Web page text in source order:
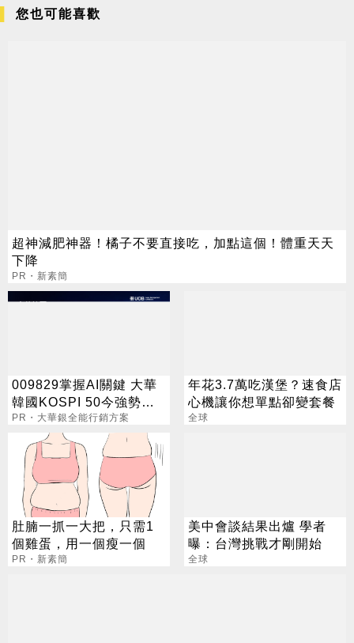
您也可能喜歡
超神減肥神器！橘子不要直接吃，加點這個！體重天天
下降
PR・新素簡
009829掌握AI關鍵 大華
韓國KOSPI 50今強勢開
募
PR・大華銀全能行銷方案
年花3.7萬吃漢堡？速食店
心機讓你想單點卻變套餐
全球
肚腩一抓一大把，只需1
個雞蛋，用一個瘦一個
PR・新素簡
美中會談結果出爐 學者
曝：台灣挑戰才剛開始
全球